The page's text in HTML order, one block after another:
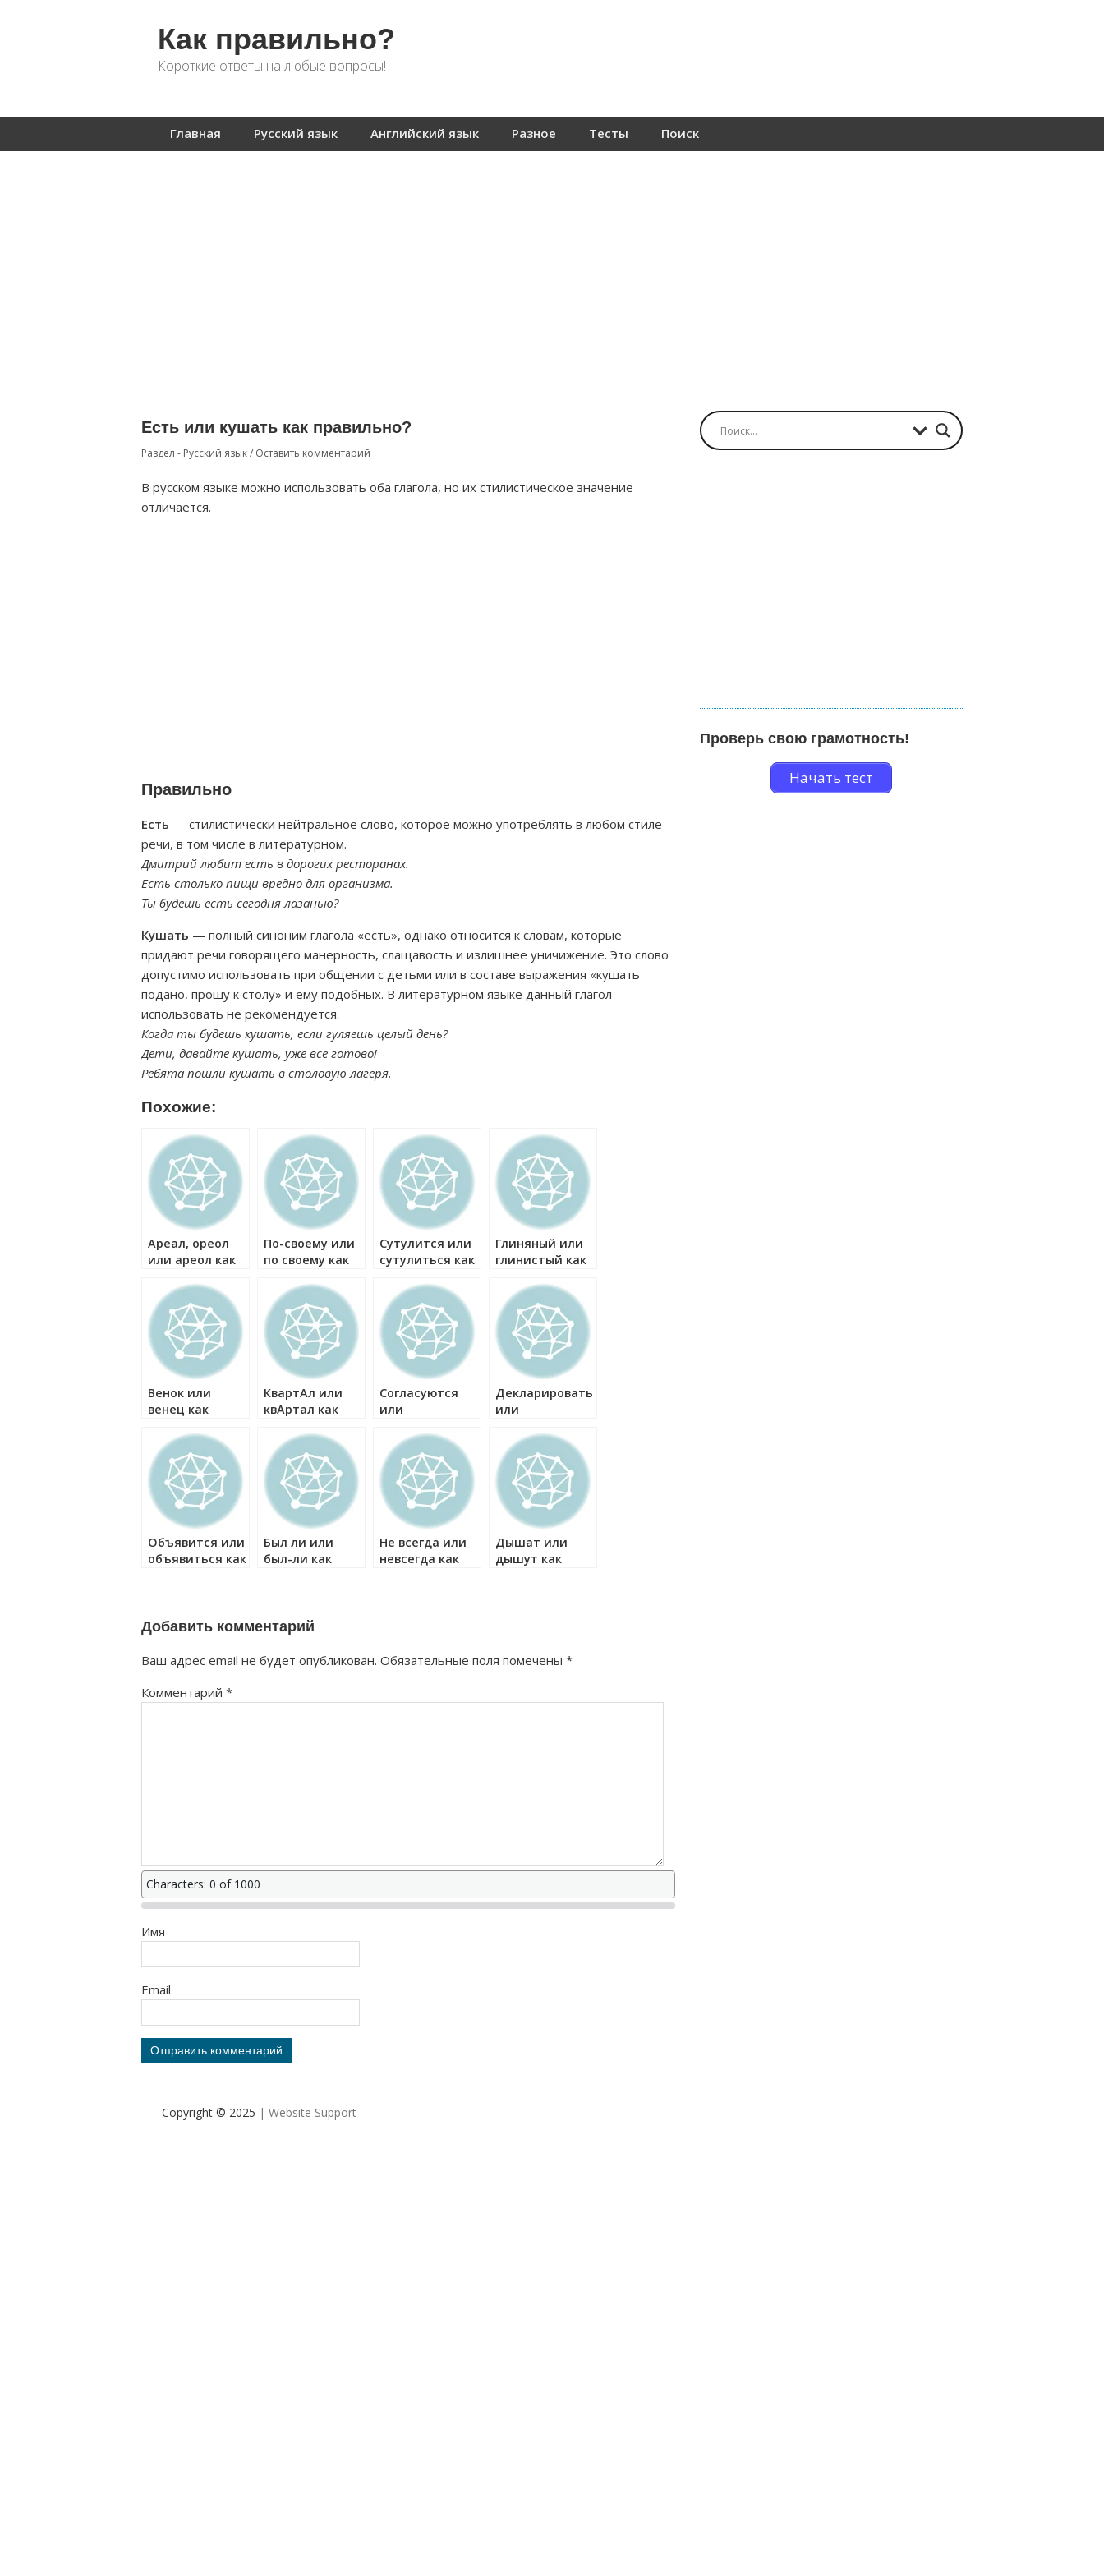
Как правильно?
Короткие ответы на любые вопросы!
Главная Русский язык Английский язык Разное Тесты Поиск
Есть или кушать как правильно?
Раздел - Русский язык/ Оставить комментарий
В русском языке можно использовать оба глагола, но их стилистическое значение
отличается.
Правильно
Есть — стилистически нейтральное слово, которое можно употреблять в любом стиле
речи, в том числе в литературном.
Дмитрий любит есть в дорогих ресторанах.
Есть столько пищи вредно для организма.
Ты будешь есть сегодня лазанью?
Кушать — полный синоним глагола «есть», однако относится к словам, которые
придают речи говорящего манерность, слащавость и излишнее уничижение. Это слово
допустимо использовать при общении с детьми или в составе выражения «кушать
подано, прошу к столу» и ему подобных. В литературном языке данный глагол
использовать не рекомендуется.
Когда ты будешь кушать, если гуляешь целый день?
Дети, давайте кушать, уже все готово!
Ребята пошли кушать в столовую лагеря.
Похожие:
Ареал, ореол
или ареол как
По-своему или
по своему как
Сутулится или
сутулиться как
Глиняный или
глинистый как
Венок или
венец как
КвартАл или
квАртал как
Согласуются
или
как правильно?
Декларировать
или
как правильно?
Объявится или
объявиться как
Был ли или
был-ли как
Не всегда или
невсегда как
Дышат или
дышут как
Добавить комментарий
Ваш адрес email не будет опубликован. Обязательные поля помечены *
Комментарий *
Characters: 0 of 1000
Имя
Email
Проверь свою грамотность!
Начать тест
Copyright © 2025 | Website Support